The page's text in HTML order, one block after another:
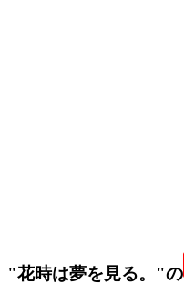
"花時は夢を見る。"の